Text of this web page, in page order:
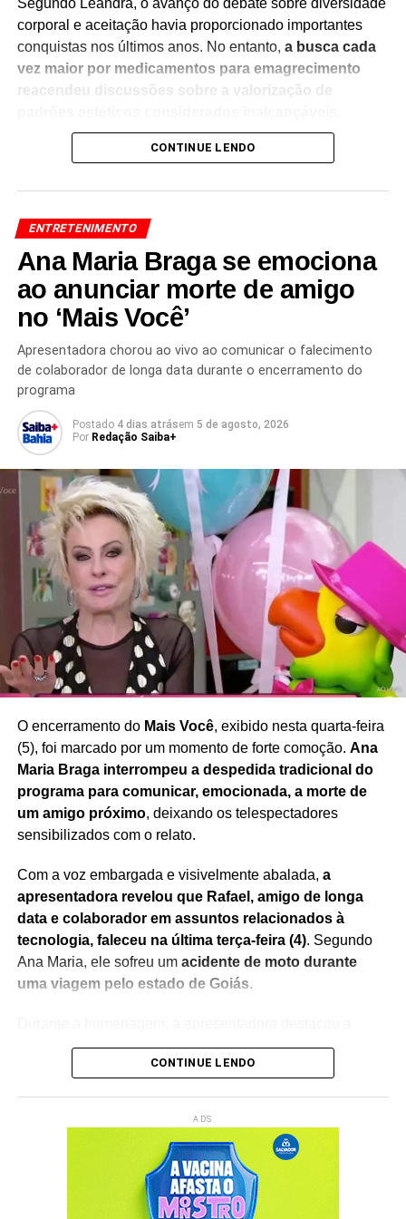
Segundo Leandra, o avanço do debate sobre diversidade
corporal e aceitação havia proporcionado importantes
conquistas nos últimos anos. No entanto, a busca cada
vez maior por medicamentos para emagrecimento
reacendeu discussões sobre a valorização de
especialmente para as mulheres.
expectativas de aparência acompanha sua trajetória
profissional desde o início da carreira.
importância de fortalecer o respeito às diferentes
formas de corpo e de combater cobranças estéticas
que afetam a autoestima e a saúde emocional.
O tema tem gerado amplo debate no meio artístico e nas
redes sociais, especialmente diante da crescente procura
por medicamentos utilizados para perda de peso.
Especialistas apontam que o uso desses tratamentos
deve ocorrer apenas com
indicação clínica, evitando riscos à saúde e o uso
indiscriminado.
Com sua declaração, Leandra Leal reforça a
necessidade de ampliar o debate sobre imagem
corporal, saúde e bem-estar, defendendo uma
sociedade que valorize a diversidade e reduza a pressão
estética sobre mulheres de diferentes idades e perfis.
Redação Saiba+
CONTINUE LENDO
ENTRETENIMENTO
Ana Maria Braga se emociona
ao anunciar morte de amigo
no ‘Mais Você’
Apresentadora chorou ao vivo ao comunicar o falecimento
de colaborador de longa data durante o encerramento do
programa
Postado 4 dias atrásem 5 de agosto, 2026
Por Redação Saiba+
O encerramento do Mais Você, exibido nesta quarta-feira
(5), foi marcado por um momento de forte comoção. Ana
Maria Braga interrompeu a despedida tradicional do
programa para comunicar, emocionada, a morte de
um amigo próximo, deixando os telespectadores
sensibilizados com o relato.
Com a voz embargada e visivelmente abalada, a
apresentadora revelou que Rafael, amigo de longa
data e colaborador em assuntos relacionados à
tecnologia, faleceu na última terça-feira (4). Segundo
Ana Maria, ele sofreu um acidente de moto durante
uma viagem pelo estado de Goiás.
amizade construída ao longo dos anos e lembrou da
importante contribuição de Rafael nos projetos
manifestações de solidariedade do público nas redes
O momento rapidamente repercutiu entre fãs e
internautas, que enviaram mensagens de apoio à
CONTINUE LENDO
ADS